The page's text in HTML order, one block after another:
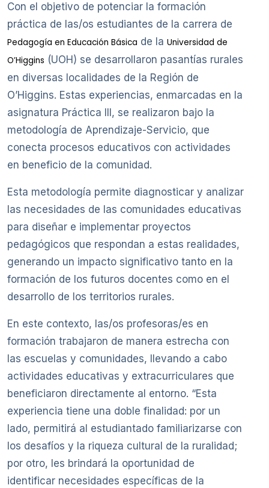
Con el objetivo de potenciar la formación
práctica de las/os estudiantes de la carrera de
Pedagogía en Educación Básica de la Universidad de
O’Higgins (UOH) se desarrollaron pasantías rurales
en diversas localidades de la Región de
O’Higgins. Estas experiencias, enmarcadas en la
asignatura Práctica III, se realizaron bajo la
metodología de Aprendizaje-Servicio, que
conecta procesos educativos con actividades
en beneficio de la comunidad.
Esta metodología permite diagnosticar y analizar
las necesidades de las comunidades educativas
para diseñar e implementar proyectos
pedagógicos que respondan a estas realidades,
generando un impacto significativo tanto en la
formación de los futuros docentes como en el
desarrollo de los territorios rurales.
En este contexto, las/os profesoras/es en
formación trabajaron de manera estrecha con
las escuelas y comunidades, llevando a cabo
actividades educativas y extracurriculares que
beneficiaron directamente al entorno. “Esta
experiencia tiene una doble finalidad: por un
lado, permitirá al estudiantado familiarizarse con
los desafíos y la riqueza cultural de la ruralidad;
por otro, les brindará la oportunidad de
identificar necesidades específicas de la